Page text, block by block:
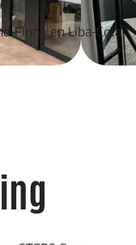
Finne en Liba-Cola